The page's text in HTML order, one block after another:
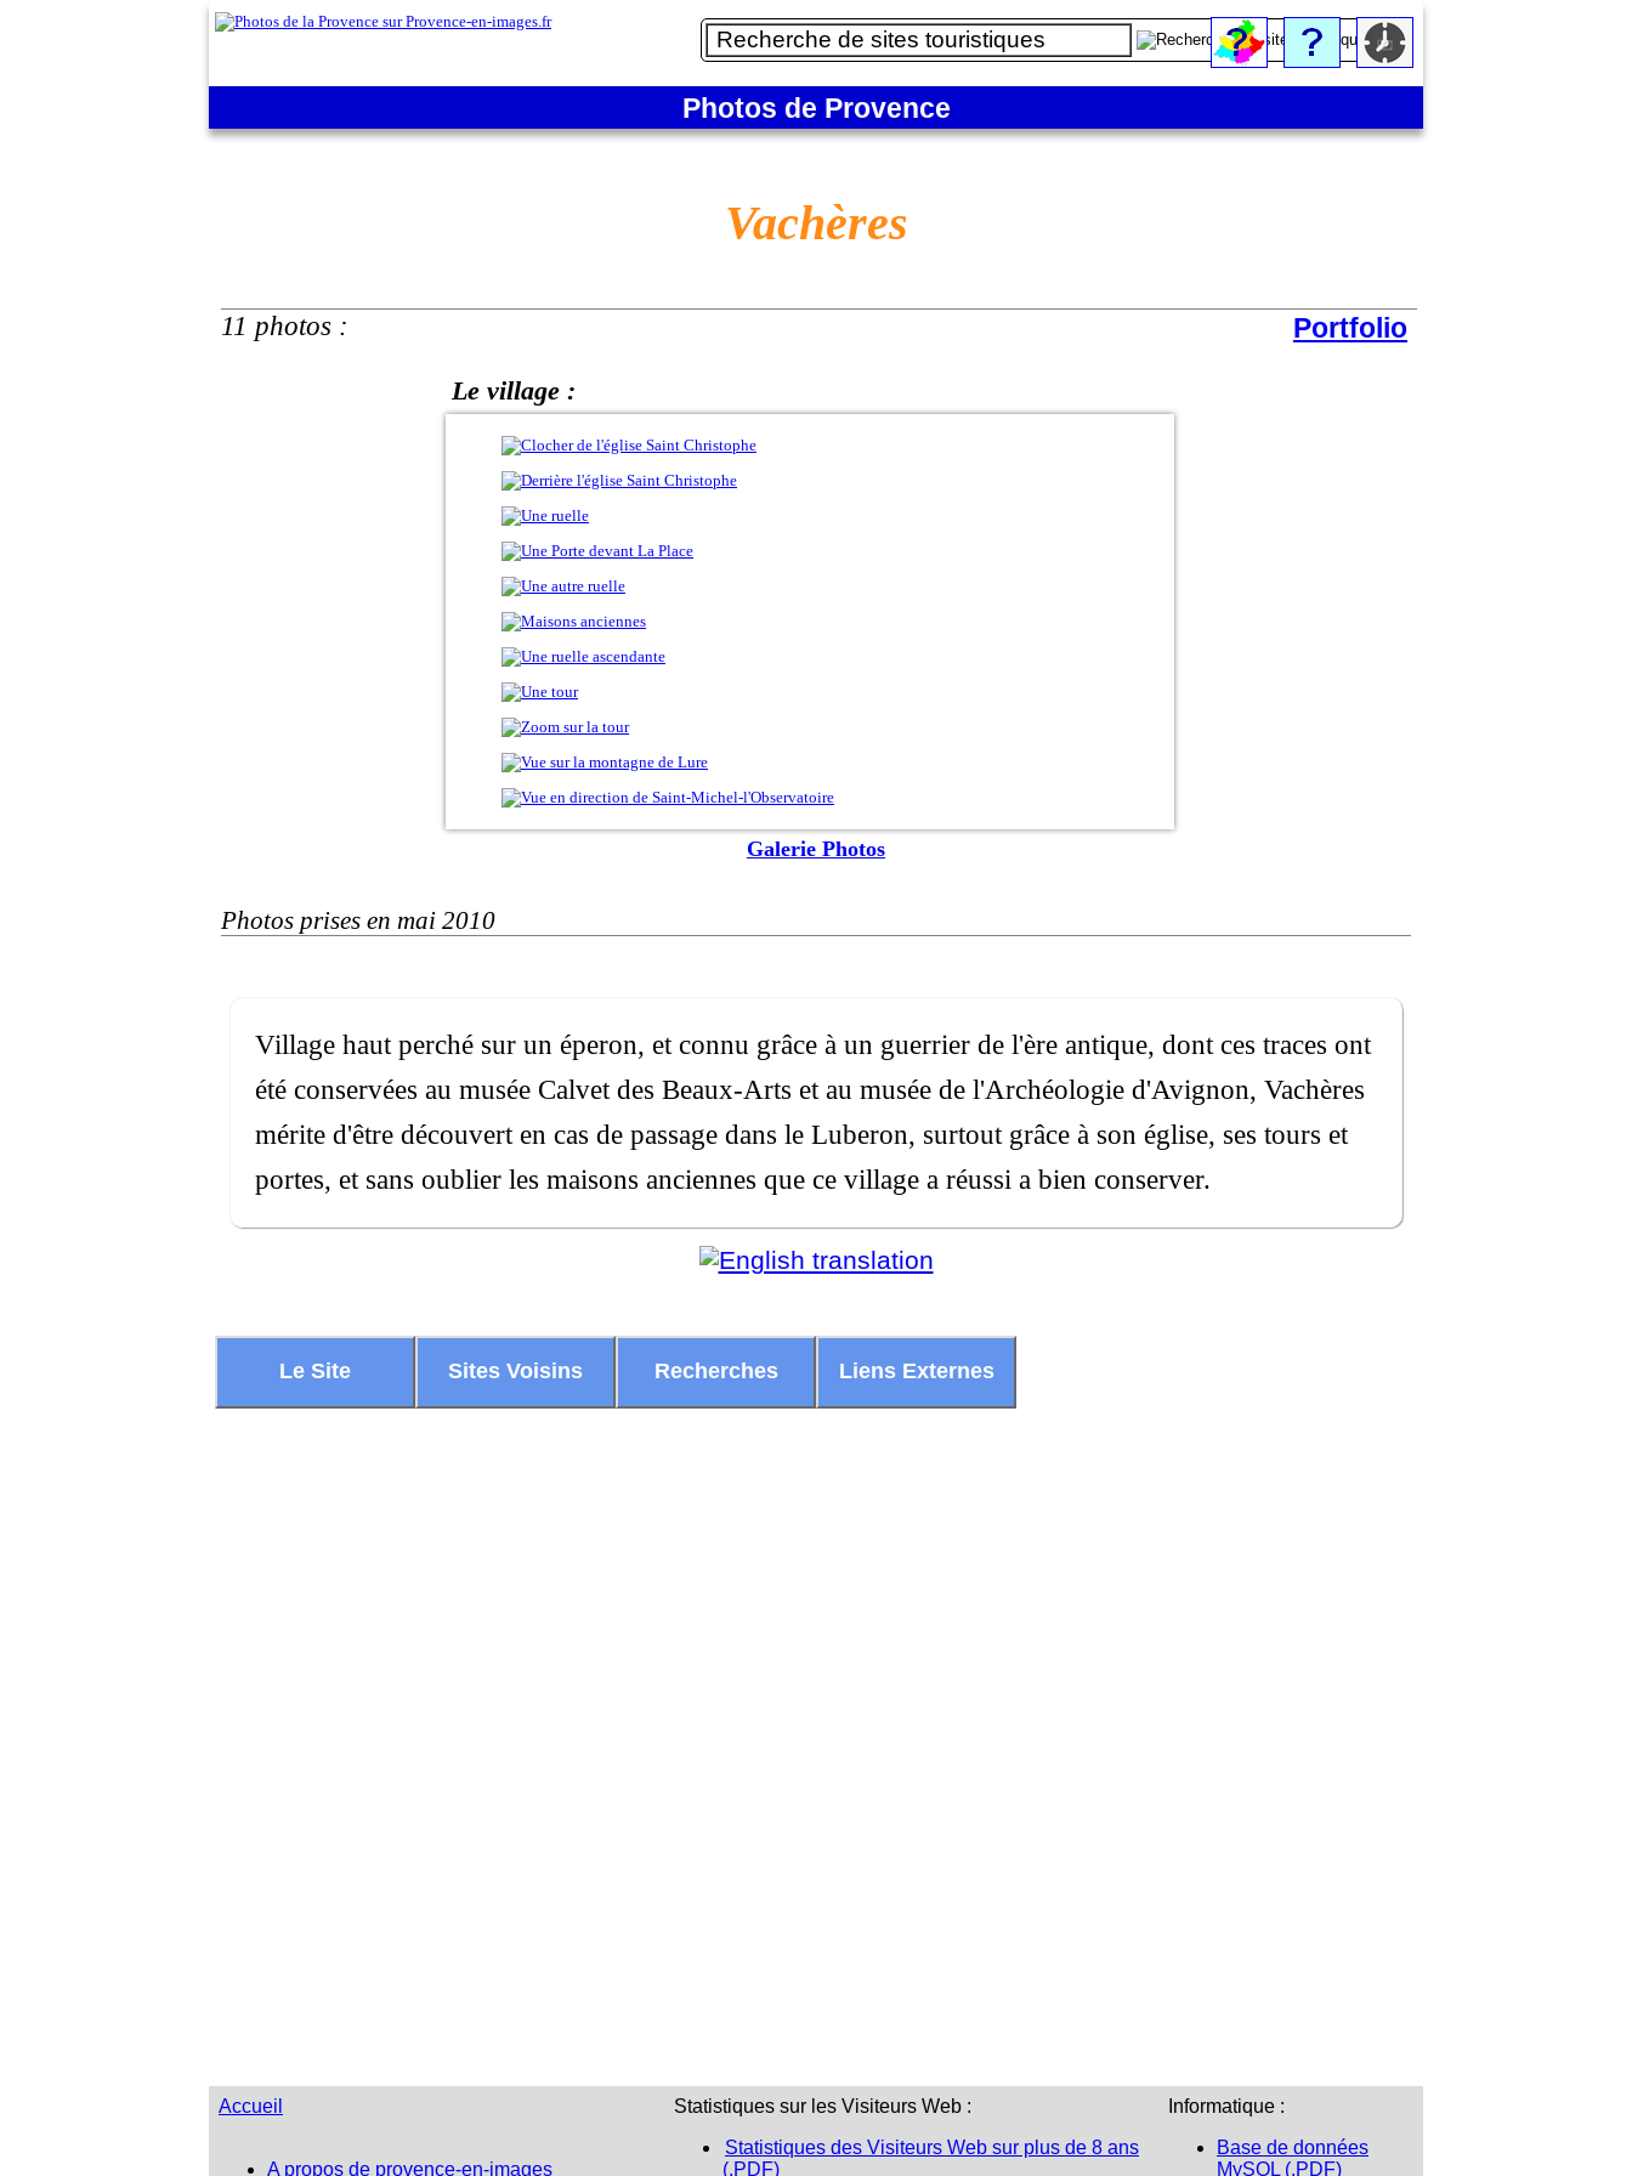
Photos de Provence
Vachères
11 photos : Portfolio
Le village :
Galerie Photos
Photos prises en mai 2010
Village haut perché sur un éperon, et connu grâce à un guerrier de l'ère antique, dont ces traces ont
été conservées au musée Calvet des Beaux-Arts et au musée de l'Archéologie d'Avignon, Vachères
mérite d'être découvert en cas de passage dans le Luberon, surtout grâce à son église, ses tours et
portes, et sans oublier les maisons anciennes que ce village a réussi a bien conserver.
Le Site Sites Voisins Recherches Liens Externes
Accueil
A propos de provence-en-images
Statistiques sur les Visiteurs Web :
Statistiques des Visiteurs Web sur plus de 8 ans
(.PDF)
Informatique :
Base de données
MySQL (.PDF)